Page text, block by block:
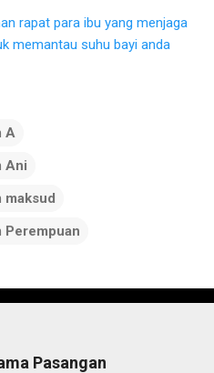
rapat para ibu yang menjaga
memantau suhu bayi anda
A
Ani
maksud
Perempuan
Pasangan